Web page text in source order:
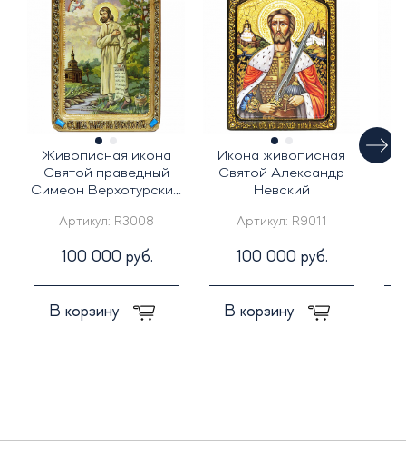
Живописная икона
Святой праведный
Симеон Верхотурский
Артикул: R3008
100 000 руб.
В корзину
Икона живописная
Святой Александр
Невский
Артикул: R9011
100 000 руб.
В корзину